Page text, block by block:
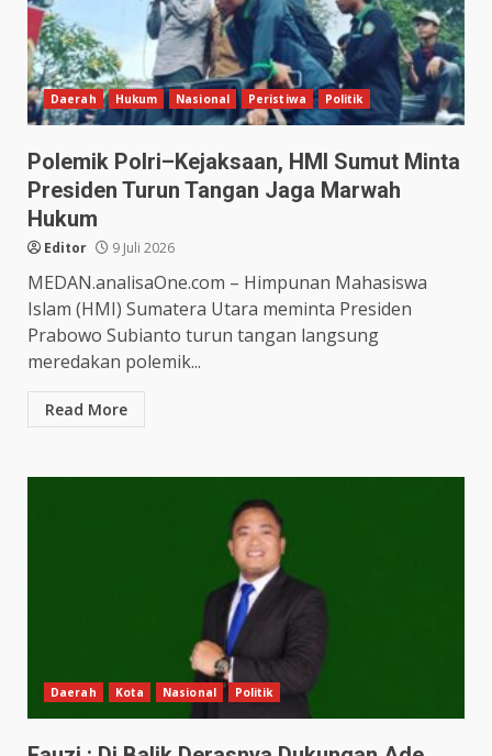
Daerah Hukum Nasional Peristiwa Politik
Polemik Polri–Kejaksaan, HMI Sumut Minta
Presiden Turun Tangan Jaga Marwah
Hukum
Editor 9 Juli 2026
MEDAN.analisaOne.com – Himpunan Mahasiswa
Islam (HMI) Sumatera Utara meminta Presiden
Prabowo Subianto turun tangan langsung
meredakan polemik...
Read More
Daerah Kota Nasional Politik